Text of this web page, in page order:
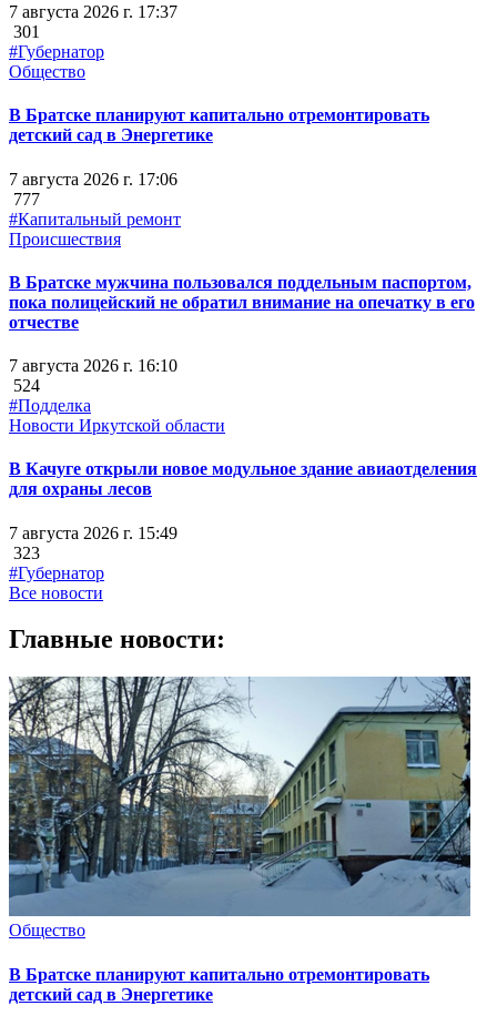
7 августа 2026 г. 17:37
301
#Губернатор
Общество
В Братске планируют капитально отремонтировать
детский сад в Энергетике
7 августа 2026 г. 17:06
777
#Капитальный ремонт
Происшествия
В Братске мужчина пользовался поддельным паспортом,
пока полицейский не обратил внимание на опечатку в его
отчестве
7 августа 2026 г. 16:10
524
#Подделка
Новости Иркутской области
В Качуге открыли новое модульное здание авиаотделения
для охраны лесов
7 августа 2026 г. 15:49
323
#Губернатор
Все новости
Главные новости:
Общество
В Братске планируют капитально отремонтировать
детский сад в Энергетике